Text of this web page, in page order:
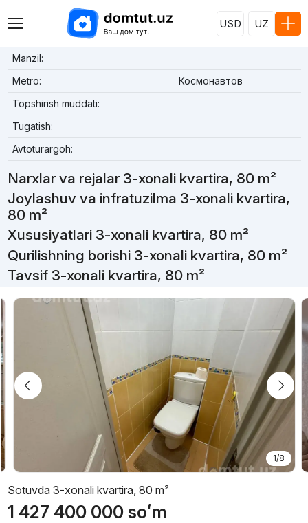
USD UZ
Manzil:
Metro:
Космонавтов
Topshirish muddati:
Tugatish:
Avtoturargoh:
Narxlar va rejalar 3-xonali kvartira, 80 m²
Joylashuv va infratuzilma 3-xonali kvartira,
80 m²
Xususiyatlari 3-xonali kvartira, 80 m²
Qurilishning borishi 3-xonali kvartira, 80 m²
Tavsif 3-xonali kvartira, 80 m²
1/8
Sotuvda 3-xonali kvartira, 80 m²
1 427 400 000 soʻm